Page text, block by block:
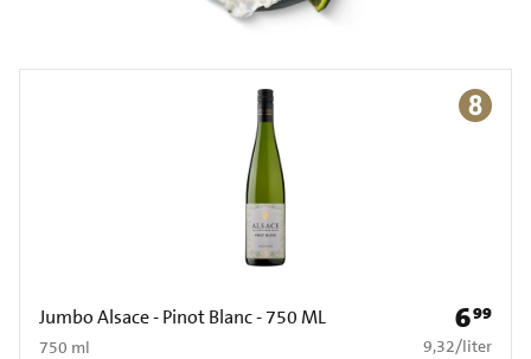
Jumbo Alsace - Pinot Blanc - 750 ML
750 ml
Prijs: €
699
€ 9,32 per liter
9,32/liter